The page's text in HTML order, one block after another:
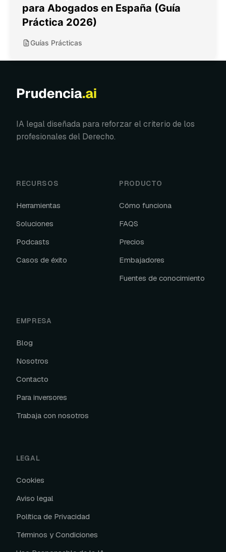
para Abogados en España (Guía
Práctica 2026)
Guías Prácticas
IA legal diseñada para reforzar el criterio de los
profesionales del Derecho.
RECURSOS
Herramientas
Soluciones
Podcasts
Casos de éxito
PRODUCTO
Cómo funciona
FAQS
Precios
Embajadores
Fuentes de conocimiento
EMPRESA
Blog
Nosotros
Contacto
Para inversores
Trabaja con nosotros
LEGAL
Cookies
Aviso legal
Política de Privacidad
Términos y Condiciones